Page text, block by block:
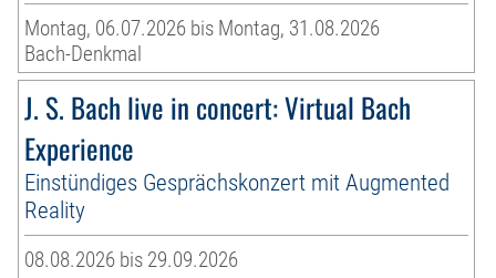
Montag, 06.07.2026 bis Montag, 31.08.2026
Bach-Denkmal
J. S. Bach live in concert: Virtual Bach
Experience
Einstündiges Gesprächskonzert mit Augmented
Reality
08.08.2026 bis 29.09.2026